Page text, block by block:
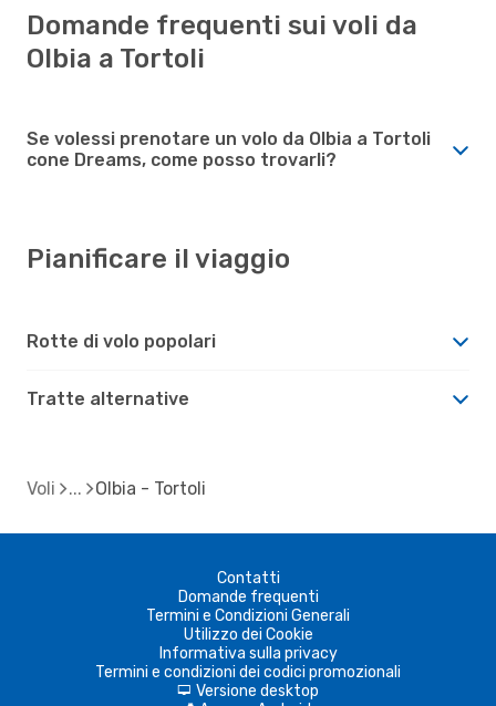
Domande frequenti sui voli da
Olbia a Tortoli
Se volessi prenotare un volo da Olbia a Tortoli
cone Dreams, come posso trovarli?
Pianificare il viaggio
Rotte di volo popolari
Tratte alternative
Voli Olbia - Tortoli
Contatti
Domande frequenti
Termini e Condizioni Generali
Utilizzo dei Cookie
Informativa sulla privacy
Termini e condizioni dei codici promozionali
d Versione desktop